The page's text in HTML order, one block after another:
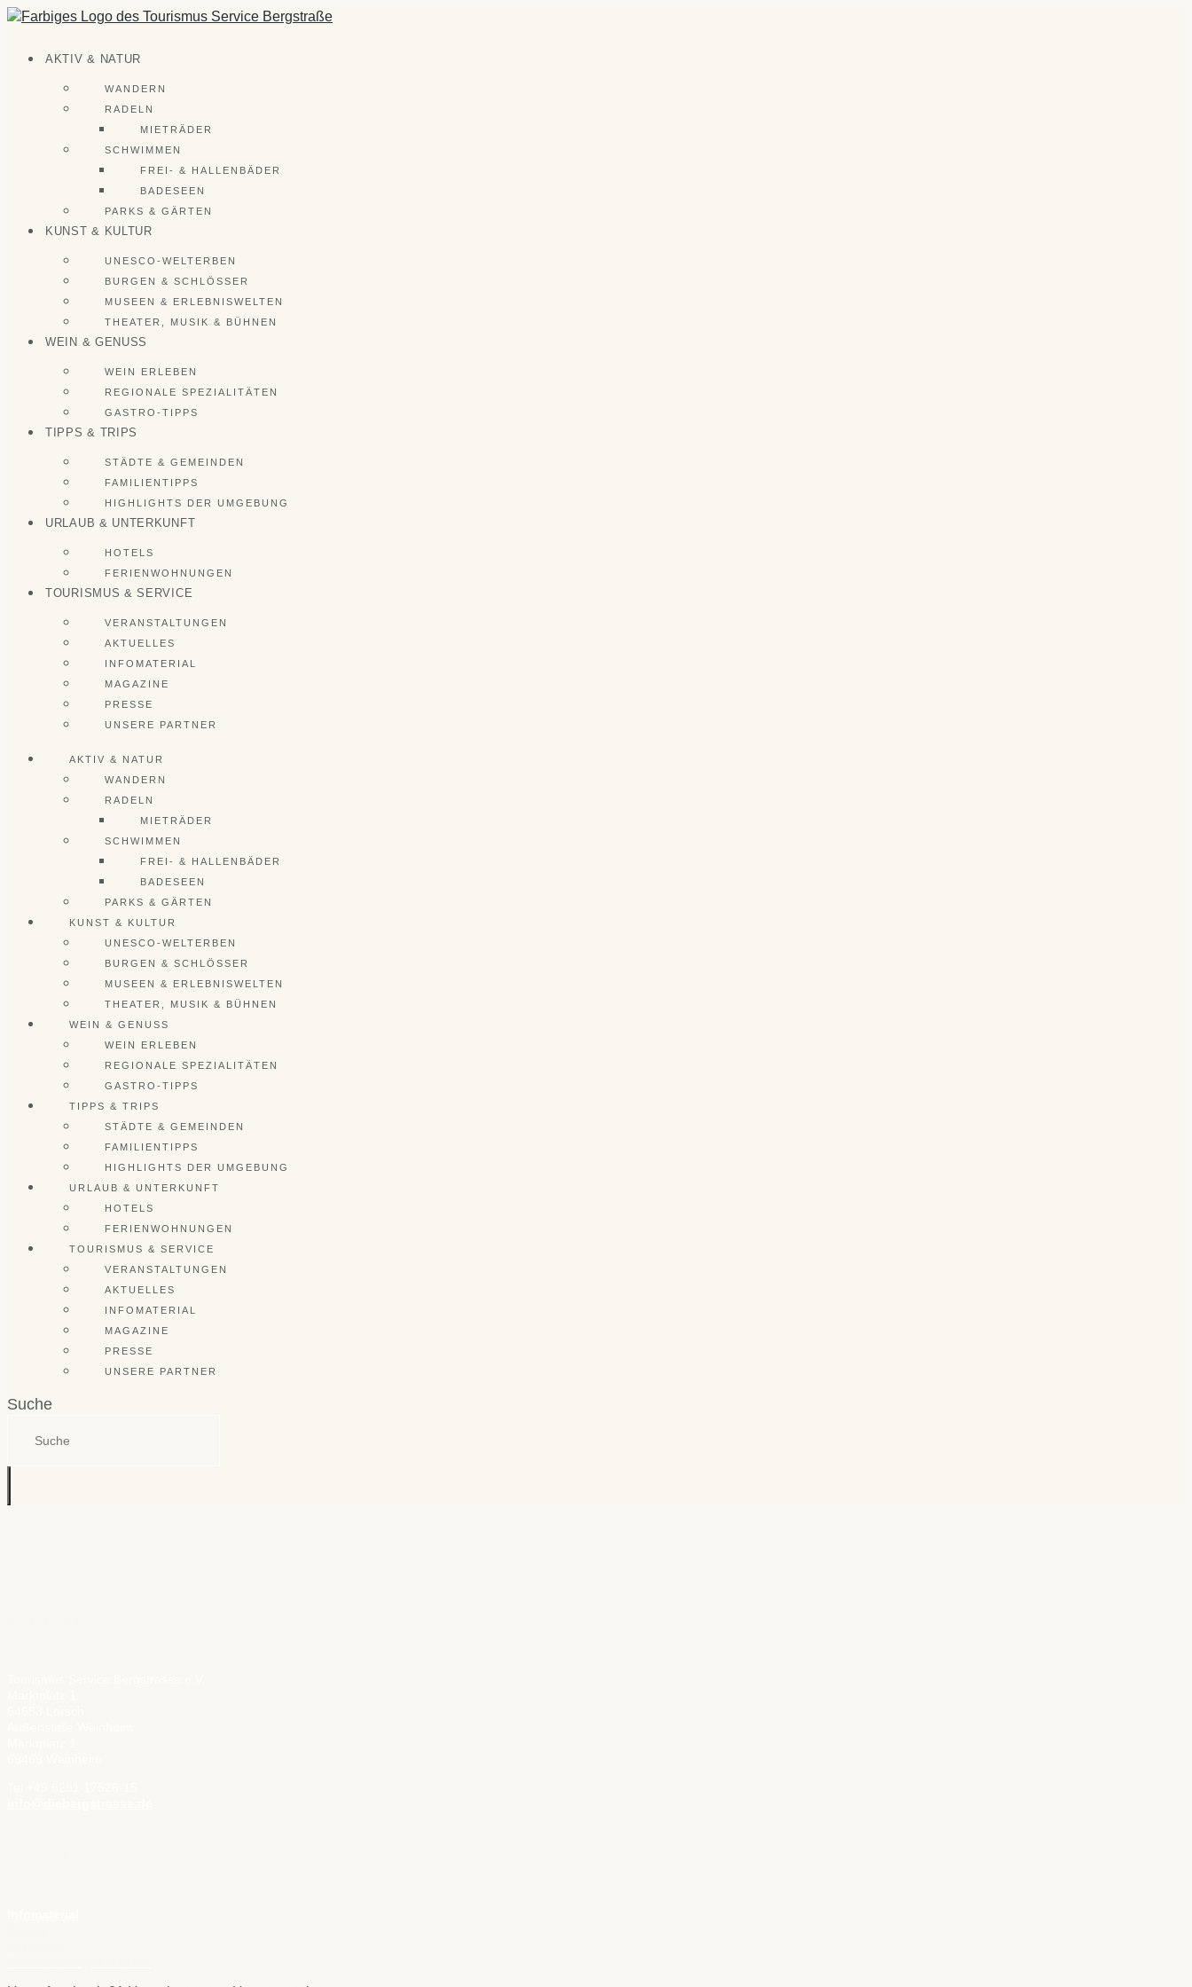
Zum
springenAKTIV & NATUR
WANDERN
RADELN
MIETRÄDER
SCHWIMMEN
FREI- & HALLENBÄDER
BADESEEN
PARKS & GÄRTEN
KUNST & KULTUR
UNESCO-WELTERBEN
BURGEN & SCHLÖSSER
MUSEEN & ERLEBNISWELTEN
THEATER, MUSIK & BÜHNEN
WEIN & GENUSS
WEIN ERLEBEN
REGIONALE SPEZIALITÄTEN
GASTRO-TIPPS
TIPPS & TRIPS
STÄDTE & GEMEINDEN
FAMILIENTIPPS
HIGHLIGHTS DER UMGEBUNG
URLAUB & UNTERKUNFT
HOTELS
FERIENWOHNUNGEN
TOURISMUS & SERVICE
VERANSTALTUNGEN
AKTUELLES
INFOMATERIAL
MAGAZINE
PRESSE
UNSERE PARTNER
AKTIV & NATUR
WANDERN
RADELN
MIETRÄDER
SCHWIMMEN
FREI- & HALLENBÄDER
BADESEEN
PARKS & GÄRTEN
KUNST & KULTUR
UNESCO-WELTERBEN
BURGEN & SCHLÖSSER
MUSEEN & ERLEBNISWELTEN
THEATER, MUSIK & BÜHNEN
WEIN & GENUSS
WEIN ERLEBEN
REGIONALE SPEZIALITÄTEN
GASTRO-TIPPS
TIPPS & TRIPS
STÄDTE & GEMEINDEN
FAMILIENTIPPS
HIGHLIGHTS DER UMGEBUNG
URLAUB & UNTERKUNFT
HOTELS
FERIENWOHNUNGEN
TOURISMUS & SERVICE
VERANSTALTUNGEN
AKTUELLES
INFOMATERIAL
MAGAZINE
PRESSE
UNSERE PARTNER
Suche